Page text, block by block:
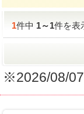
1件中1～1件を表
※2026/08/